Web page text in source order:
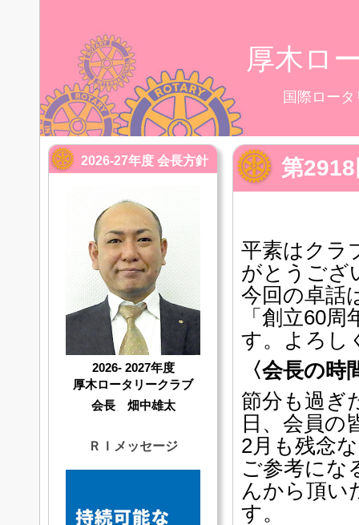
厚木ロ
国際ロー
第
平素はクラ
がとうござ
今回の卓話
「創立60
す。よろし
〈会長の時
節分も過ぎ
日、会員の
2月も残念
ご参考にな
んから頂い
す。
2026-27年度 会長方針
2026- 2027年度
厚木ロータリークラブ
会長 畑中雄太
ＲＩメッセージ